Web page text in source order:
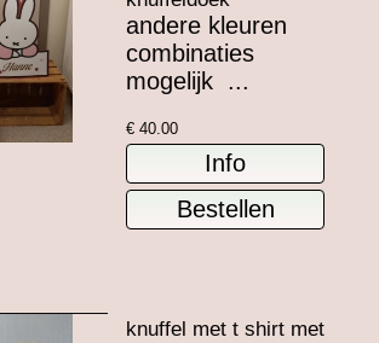
andere kleuren
combinaties
mogelijk ...
€ 40.00
knuffel met t shirt met